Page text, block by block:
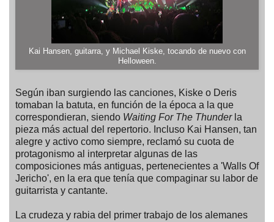
Kai Hansen, guitarra, y Michael Kiske, tocando de nuevo con
Helloween.
Según iban surgiendo las canciones, Kiske o Deris
tomaban la batuta, en función de la época a la que
correspondieran, siendo Waiting For The Thunderla
pieza más actual del repertorio. Incluso Kai Hansen, tan
alegre y activo como siempre, reclamó su cuota de
protagonismo al interpretar algunas de las
composiciones más antiguas, pertenecientes a 'Walls Of
Jericho', en la era que tenía que compaginar su labor de
guitarrista y cantante.
La crudeza y rabia del primer trabajo de los alemanes